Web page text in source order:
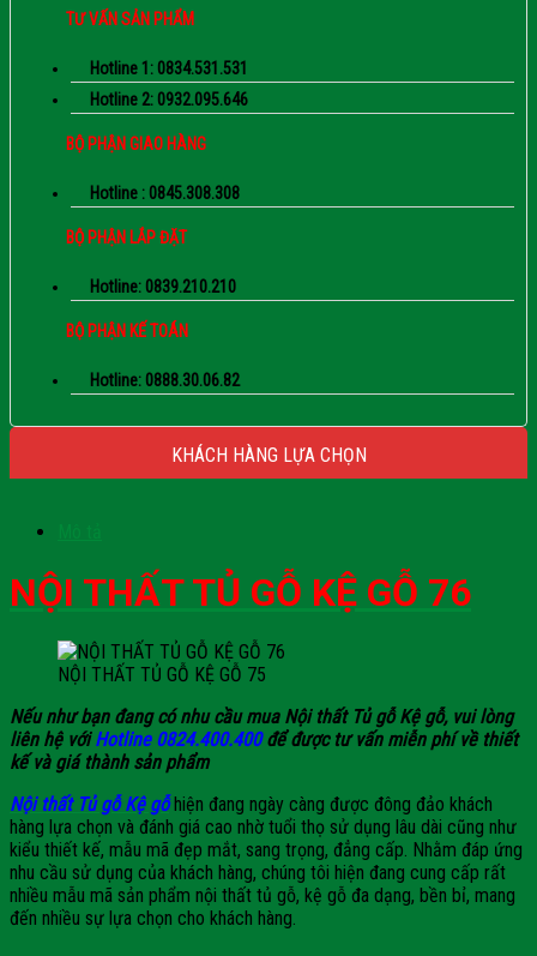
TƯ VẤN SẢN PHẨM
Hotline 1: 0834.531.531
Hotline 2: 0932.095.646
BỘ PHẬN GIAO HÀNG
Hotline : 0845.308.308
BỘ PHẬN LẮP ĐẶT
Hotline: 0839.210.210
BỘ PHẬN KẾ TOÁN
Hotline: 0888.30.06.82
KHÁCH HÀNG LỰA CHỌN
NỘI THẤT TỦ GỖ KỆ GỖ 76
NỘI THẤT TỦ GỖ KỆ GỖ 75
Nếu như bạn đang có nhu cầu mua Nội thất Tủ gỗ Kệ gỗ, vui lòng
liên hệ vớiHotline 0824.400.400để được tư vấn miễn phí về thiết
kế và giá thành sản phẩm
Nội thất Tủ gỗ Kệ gỗhiện đang ngày càng được đông đảo khách
hàng lựa chọn và đánh giá cao nhờ tuổi thọ sử dụng lâu dài cũng như
kiểu thiết kế, mẫu mã đẹp mắt, sang trọng, đẳng cấp. Nhằm đáp ứng
nhu cầu sử dụng của khách hàng, chúng tôi hiện đang cung cấp rất
nhiều mẫu mã sản phẩm nội thất tủ gỗ, kệ gỗ đa dạng, bền bỉ, mang
đến nhiều sự lựa chọn cho khách hàng.